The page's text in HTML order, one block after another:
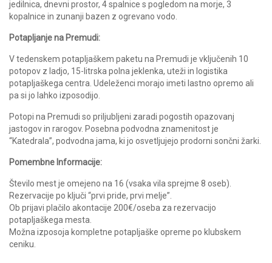
jedilnica, dnevni prostor, 4 spalnice s pogledom na morje, 3
kopalnice in zunanji bazen z ogrevano vodo.
Potapljanje na Premudi:
V tedenskem potapljaškem paketu na Premudi je vključenih 10
potopov z ladjo, 15-litrska polna jeklenka, uteži in logistika
potapljaškega centra. Udeleženci morajo imeti lastno opremo ali
pa si jo lahko izposodijo.
Potopi na Premudi so priljubljeni zaradi pogostih opazovanj
jastogov in rarogov. Posebna podvodna znamenitost je
“Katedrala”, podvodna jama, ki jo osvetljujejo prodorni sončni žarki.
Pomembne Informacije:
Število mest je omejeno na 16 (vsaka vila sprejme 8 oseb).
Rezervacije po ključi “prvi pride, prvi melje”.
Ob prijavi plačilo akontacije 200€/oseba za rezervacijo
potapljaškega mesta.
Možna izposoja kompletne potapljaške opreme po klubskem
ceniku.